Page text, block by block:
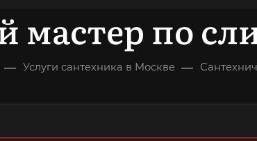
мастер по
— Услуги сантехника в Москве —